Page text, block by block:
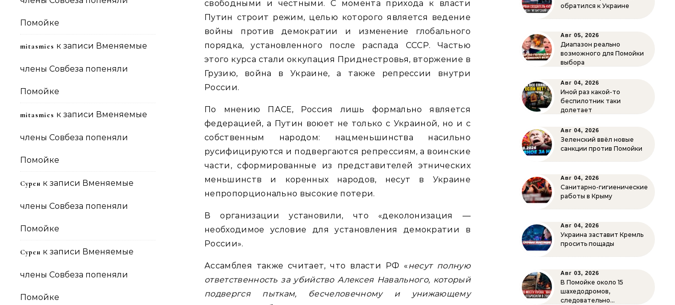
Помойке
mitasmies к записи Вменяемые
члены Совбеза попеняли
Помойке
mitasmies к записи Вменяемые
члены Совбеза попеняли
Помойке
Сурен к записи Вменяемые
члены Совбеза попеняли
Помойке
Сурен к записи Вменяемые
члены Совбеза попеняли
Помойке
свободными и честными. С момента прихода к власти
Путин строит режим, целью которого является ведение
войны против демократии и изменение глобального
порядка, установленного после распада СССР. Частью
этого курса стали оккупация Приднестровья, вторжение в
Грузию, война в Украине, а также репрессии внутри
России.
По мнению ПАСЕ, Россия лишь формально является
федерацией, а Путин воюет не только с Украиной, но и с
собственным народом: нацменьшинства насильно
русифицируются и подвергаются репрессиям, а воинские
части, сформированные из представителей этнических
меньшинств и коренных народов, несут в Украине
непропорционально высокие потери.
В организации установили, что «деколонизация —
необходимое условие для установления демократии в
России».
Ассамблея также считает, что власти РФ «несут полную
ответственность за убийство Алексея Навального, который
подвергся пыткам, бесчеловечному и унижающему
обратился к Украине
Авг 05, 2026
Диапазон реально
возможного для Помойки
выбора
Авг 04, 2026
Иной раз какой-то
беспилотник таки
долетает
Авг 04, 2026
Зеленский ввёл новые
санкции против Помойки
Авг 04, 2026
Санитарно-гигиенические
работы в Крыму
Авг 04, 2026
Украина заставит Кремль
просить пощады
Авг 03, 2026
В Помойке около 15
шахедодромов,
следовательно…